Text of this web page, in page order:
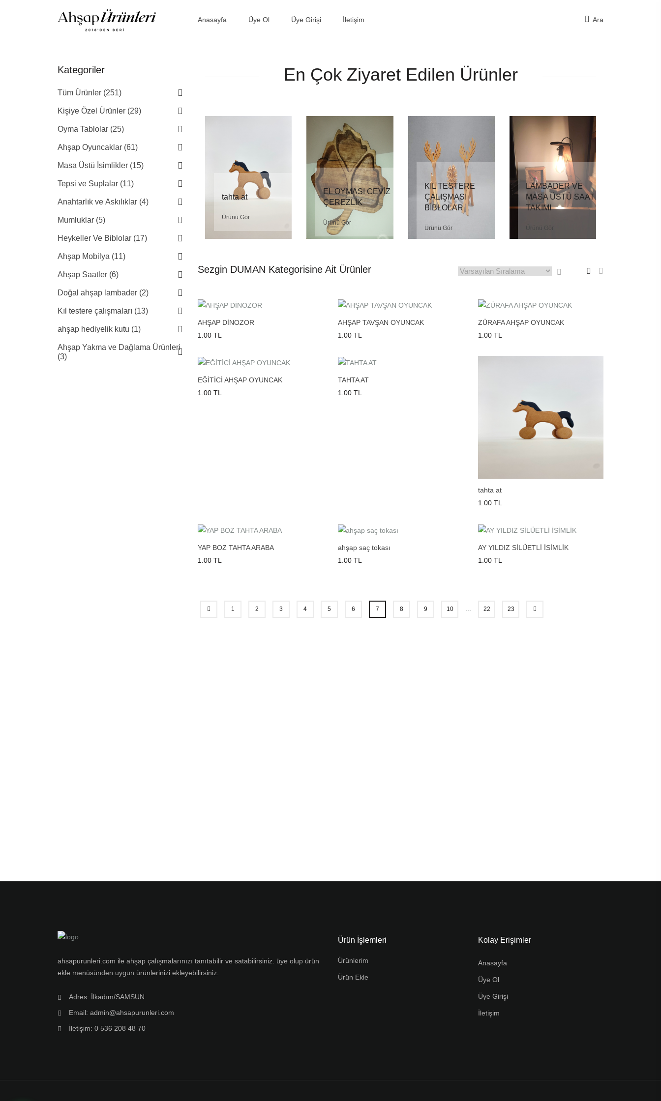
Anasayfa Üye Ol Üye Girişi İletişim Ara
Kategoriler
Tüm Ürünler (251)
Kişiye Özel Ürünler (29)
Oyma Tablolar (25)
Ahşap Oyuncaklar (61)
Masa Üstü İsimlikler (15)
Tepsi ve Suplalar (11)
Anahtarlık ve Askılıklar (4)
Mumluklar (5)
Heykeller Ve Biblolar (17)
Ahşap Mobilya (11)
Ahşap Saatler (6)
Doğal ahşap lambader (2)
Kıl testere çalışmaları (13)
ahşap hediyelik kutu (1)
Ahşap Yakma ve Dağlama Ürünleri
(3)
En Çok Ziyaret Edilen Ürünler
tahta at
Ürünü Gör
EL OYMASI CEVİZ
ÇEREZLİK
Ürünü Gör
KIL TESTERE
ÇALIŞMASI
BİBLOLAR
Ürünü Gör
LAMBADER VE
MASA ÜSTÜ SAAT
TAKIMI
Ürünü Gör
Sezgin DUMAN Kategorisine Ait Ürünler
AHŞAP DİNOZOR
1.00 TL
AHŞAP TAVŞAN OYUNCAK
1.00 TL
ZÜRAFA AHŞAP OYUNCAK
1.00 TL
EĞİTİCİ AHŞAP OYUNCAK
1.00 TL
TAHTA AT
1.00 TL
tahta at
1.00 TL
YAP BOZ TAHTA ARABA
1.00 TL
ahşap saç tokası
1.00 TL
AY YILDIZ SİLÜETLİ İSİMLİK
1.00 TL
1 2 3 4 5 6 7 8 9 10 22 23
ahsapurunleri.com ile ahşap çalışmalarınızı tanıtabilir ve satabilirsiniz. üye olup ürün
ekle menüsünden uygun ürünlerinizi ekleyebilirsiniz.
Adres: İlkadım/SAMSUN
Email: admin@ahsapurunleri.com
İletişim: 0 536 208 48 70
Ürün İşlemleri
Ürünlerim
Ürün Ekle
Kolay Erişimler
Anasayfa
Üye Ol
Üye Girişi
İletişim